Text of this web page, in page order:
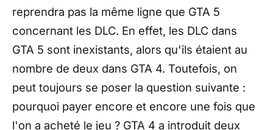
reprendra pas la même ligne que GTA 5
concernant les DLC. En effet, les DLC dans
GTA 5 sont inexistants, alors qu'ils étaient au
nombre de deux dans GTA 4. Toutefois, on
peut toujours se poser la question suivante :
pourquoi payer encore et encore une fois que
l'on a acheté le jeu ? GTA 4 a introduit deux